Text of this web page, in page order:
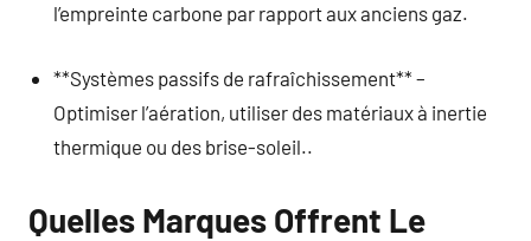
l’empreinte carbone par rapport aux anciens gaz.
**Systèmes passifs de rafraîchissement** –
Optimiser l’aération, utiliser des matériaux à inertie
thermique ou des brise-soleil..
Quelles Marques Offrent Le